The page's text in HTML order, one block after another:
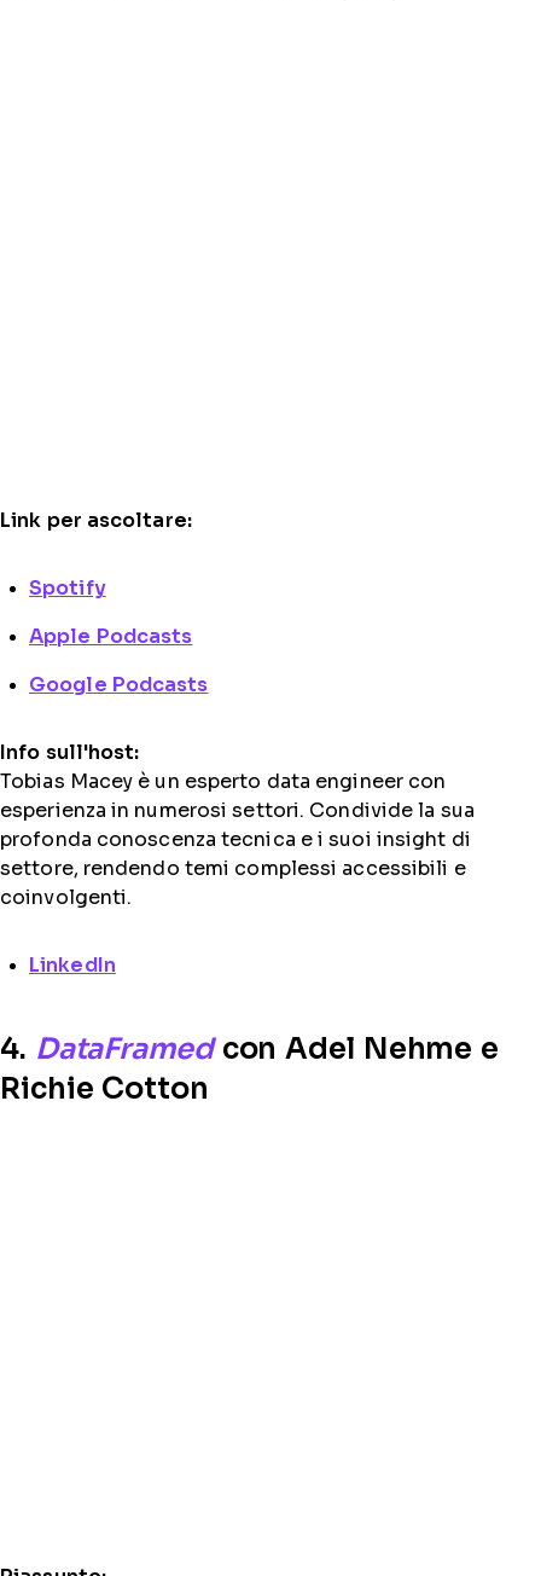
Link per ascoltare:
Spotify
Apple Podcasts
Google Podcasts
Info sull'host:
Tobias Macey è un esperto data engineer con
esperienza in numerosi settori. Condivide la sua
profonda conoscenza tecnica e i suoi insight di
settore, rendendo temi complessi accessibili e
coinvolgenti.
LinkedIn
4. DataFramedcon Adel Nehme e
Richie Cotton